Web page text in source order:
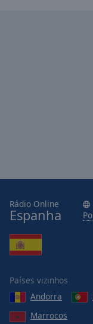
Font
Family
Close
Modal
Dialog
End
Rádio Online
Espanha
Países vizinhos
Andorra
Marrocos